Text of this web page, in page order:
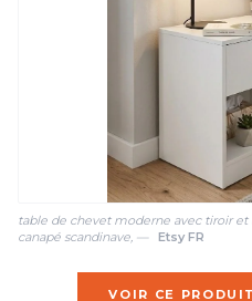
table de chevet moderne avec tiroir
canapé scandinave, —
Etsy FR
VOIR CE